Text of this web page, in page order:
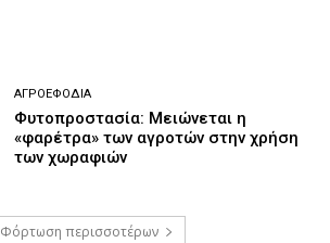
ΑΓΡΟΕΦΌΔΙΑ
Φυτοπροστασία: Μειώνεται η
«φαρέτρα» των αγροτών στην χρήση
των χωραφιών
Φόρτωση περισσοτέρων